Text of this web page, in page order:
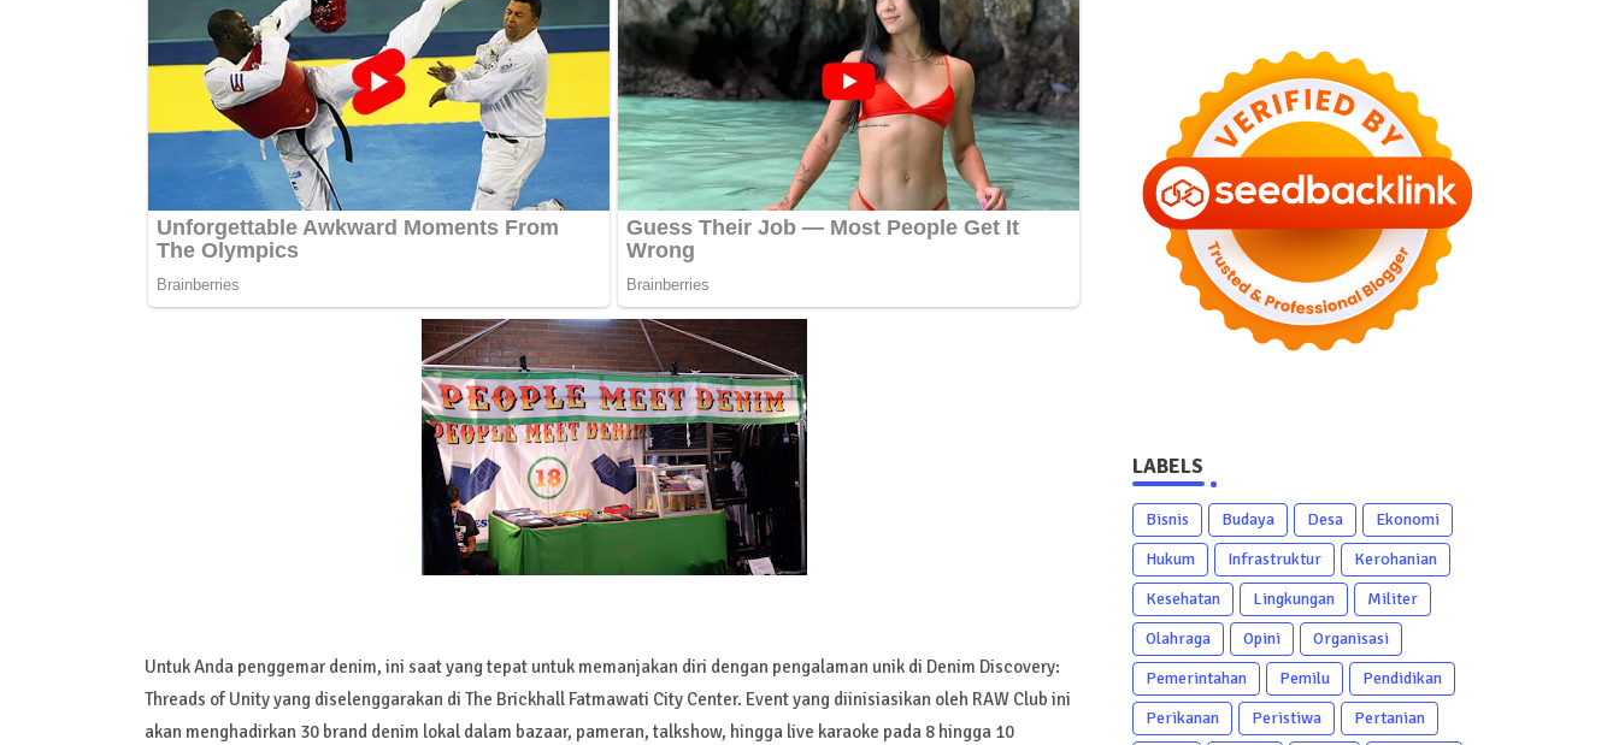
Untuk Anda penggemar denim, ini saat yang tepat untuk memanjakan diri dengan pengalaman unik di Denim Discovery:
Threads of Unity yang diselenggarakan di The Brickhall Fatmawati City Center. Event yang diinisiasikan oleh RAW Club ini
akan menghadirkan 30 brand denim lokal dalam bazaar, pameran, talkshow, hingga live karaoke pada 8 hingga 10
LABELS
Bisnis Budaya Desa
Ekonomi
Hukum
Infrastruktur
Kerohanian
Kesehatan
Lingkungan
Militer
Olahraga
Opini
Organisasi
Pemerintahan
Pemilu
Pendidikan
Perikanan
Peristiwa
Pertanian